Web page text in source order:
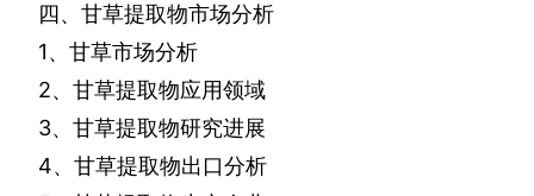
四、甘草提取物市场分析
1、甘草市场分析
2、甘草提取物应用领域
3、甘草提取物研究进展
4、甘草提取物出口分析